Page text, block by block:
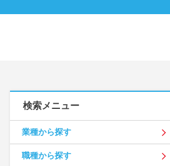
検索メニュー
業種から探す
職種から探す